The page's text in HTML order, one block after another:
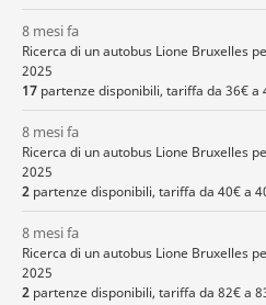
8 mesi fa
Ricerca di un autobus Lione Bruxelles
2025
17 partenze disponibili, tariffa da 36€ a
8 mesi fa
Ricerca di un autobus Lione Bruxelles
2025
2 partenze disponibili, tariffa da 40€ a
8 mesi fa
Ricerca di un autobus Lione Bruxelles
2025
2 partenze disponibili, tariffa da 82€ a